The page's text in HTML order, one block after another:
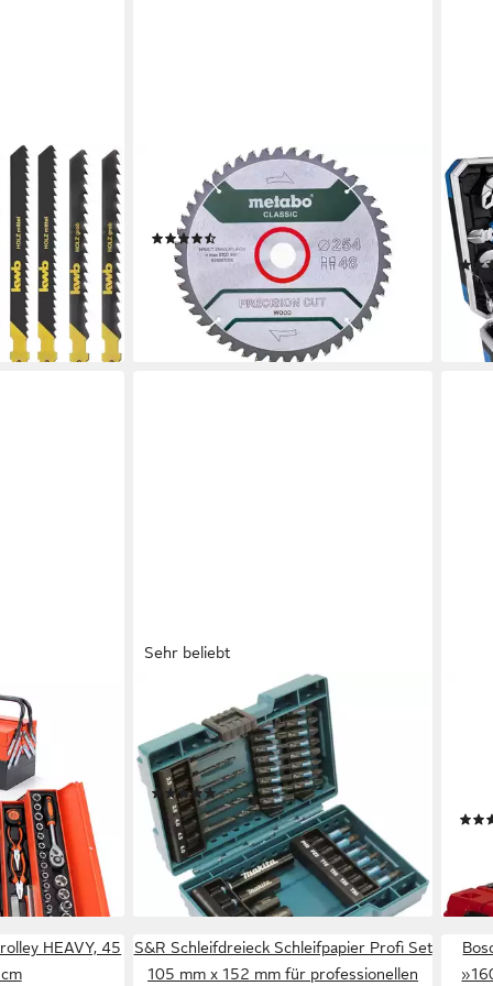
Sägebl Box
Box
bei dir
Kreissägeblatt 628061000 (1-St),
für Holz 254x2,4x30 mm
ab 10,90 € UVP49,39 €
-78%
lieferbar - in 2-3 Werktagen bei dir
ab
-
CONTROL
bei dir
Sehr beliebt
Bohrer- und Bitset B-66896, Set,
33-St., 33-tlg., inkl.
Aufbewahrungskoffer
(40)
ab 20,47 € UVP30,50 €
-33%
lieferbar - in 1-2 Werktagen bei dir
HEAVY, 45
S&R Schleifdreieck Schleifpapier Profi Set
105 mm x 152 mm für professionellen